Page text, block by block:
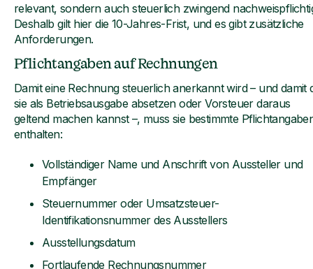
relevant, sondern auch steuerlich zwingend
Deshalb gilt hier die 10-Jahres-Frist, und es gibt zusätzliche
Anforderungen.
Pflichtangaben auf Rechnungen
Damit eine Rechnung steuerlich anerkannt wird – und damit
sie als Betriebsausgabe absetzen oder Vorsteuer daraus
geltend machen kannst –, muss sie bestimmte
enthalten:
Vollständiger Name und Anschrift von Aussteller und
Empfänger
Steuernummer oder Umsatzsteuer-
Identifikationsnummer des Ausstellers
Ausstellungsdatum
Fortlaufende Rechnungsnummer